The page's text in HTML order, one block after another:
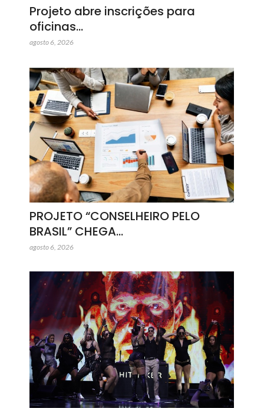
Projeto abre inscrições para
oficinas…
agosto 6, 2026
PROJETO “CONSELHEIRO PELO
BRASIL” CHEGA…
agosto 6, 2026